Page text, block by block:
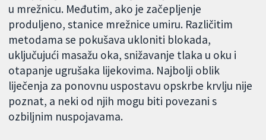
u mrežnicu. Međutim, ako je začepljenje
produljeno, stanice mrežnice umiru. Različitim
metodama se pokušava ukloniti blokada,
uključujući masažu oka, snižavanje tlaka u oku i
otapanje ugrušaka lijekovima. Najbolji oblik
liječenja za ponovnu uspostavu opskrbe krvlju nije
poznat, a neki od njih mogu biti povezani s
ozbiljnim nuspojavama.